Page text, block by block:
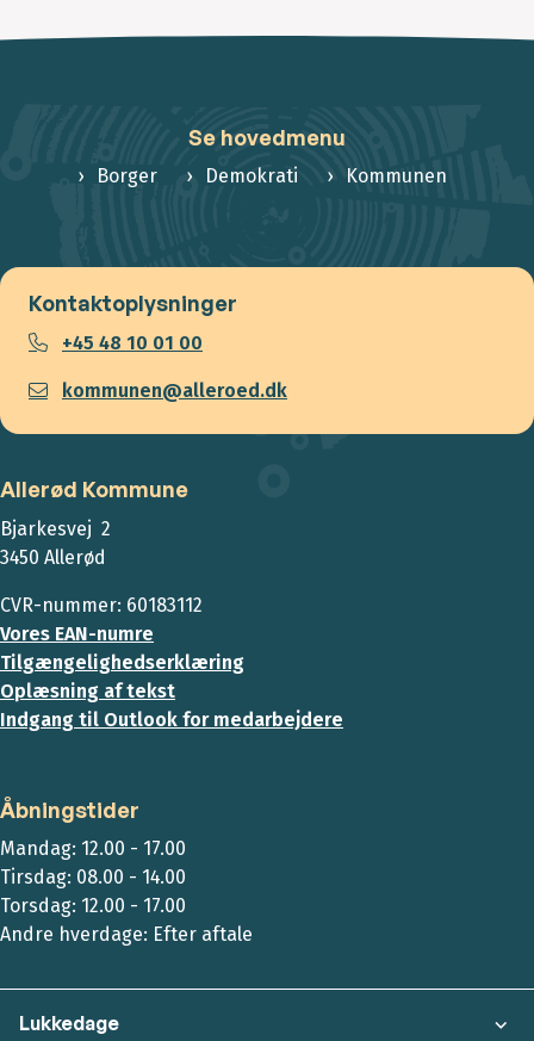
Se hovedmenu
Borger Demokrati Kommunen
Kontaktoplysninger
+45 48 10 01 00
kommunen@alleroed.dk
Allerød Kommune
Bjarkesvej 2
3450 Allerød
CVR-nummer: 60183112
Vores EAN-numre
Tilgængelighedserklæring
Oplæsning af tekst
Indgang til Outlook for medarbejdere
Åbningstider
Mandag: 12.00 - 17.00
Tirsdag: 08.00 - 14.00
Torsdag: 12.00 - 17.00
Andre hverdage: Efter aftale
Lukkedage